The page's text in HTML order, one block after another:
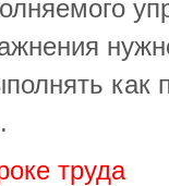
как
труда